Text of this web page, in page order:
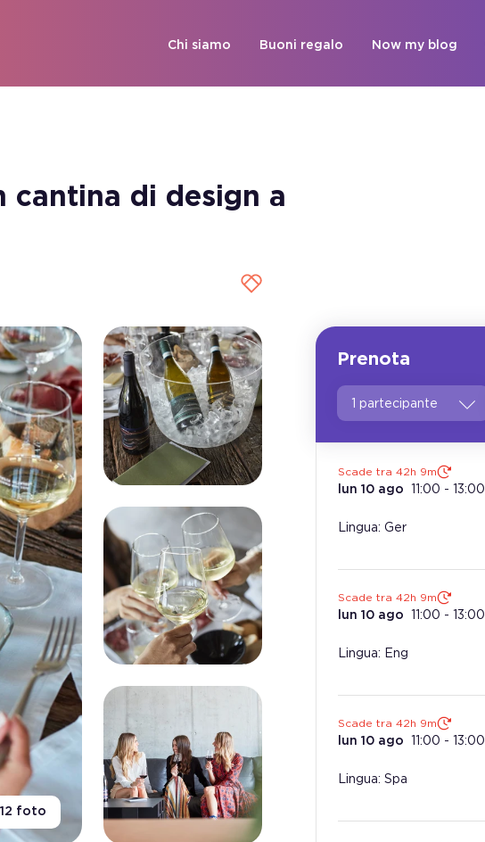
Chi siamo Buoni regalo Now my blog
cantina di design a
12 foto
Prenota
1 partecipante
Scade tra 42h 9m
lun 10 ago 11:00 - 13:00
Lingua: Ger
Scade tra 42h 9m
lun 10 ago 11:00 - 13:00
Lingua: Eng
Scade tra 42h 9m
lun 10 ago 11:00 - 13:00
Lingua: Spa